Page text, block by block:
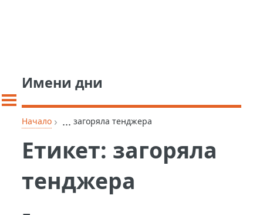
Имени дни
Начало › ... загоряла тенджера
Етикет: загоряла
тенджера